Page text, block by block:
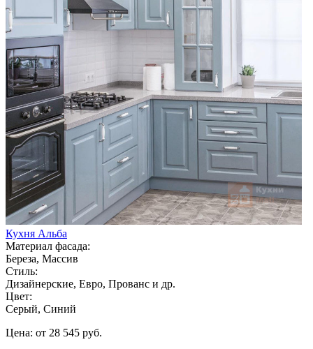
Кухня Альба
Материал фасада:
Береза, Массив
Стиль:
Дизайнерские, Евро, Прованс и др.
Цвет:
Серый, Синий
Цена: от 28 545 руб.